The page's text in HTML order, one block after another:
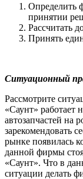
Определить
принятии
Рассчитать
Принять
Ситуационный
Рассмотрите
«Саунт» работает
автозапчастей на
зарекомендовать
рынке появилась
данной фирмы
«Саунт». Что в
ситуации делать